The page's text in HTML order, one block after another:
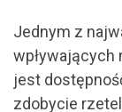
Jednym z
wpływających
jest
zdobycie